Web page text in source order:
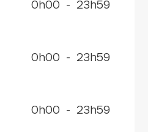
0h00 - 23h59
0h00 - 23h59
0h00 - 23h59